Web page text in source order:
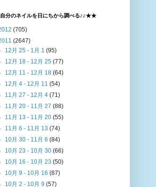
分のネイルを日にちから調べる♪♪★★
(705)
(2647)
12月 25 - 1月 1(95)
12月 18 - 12月 25(77)
12月 11 - 12月 18(64)
12月 4 - 12月 11(54)
11月 27 - 12月 4(71)
11月 20 - 11月 27(88)
11月 13 - 11月 20(55)
11月 6 - 11月 13(74)
10月 30 - 11月 6(84)
10月 23 - 10月 30(66)
10月 16 - 10月 23(50)
10月 9 - 10月 16(87)
10月 2 - 10月 9(57)